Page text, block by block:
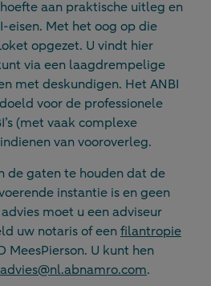
aan praktische uitleg en
eisen. Met het oog op die
opgezet. U vindt hier
via een laagdrempelige
met deskundigen. Het ANBI
voor de professionele
(met vaak complexe
van vooroverleg.
de gaten te houden dat de
instantie is en geen
moet u een adviseur
uw notaris of eenfilantropie
MeesPierson. U kunt hen
.